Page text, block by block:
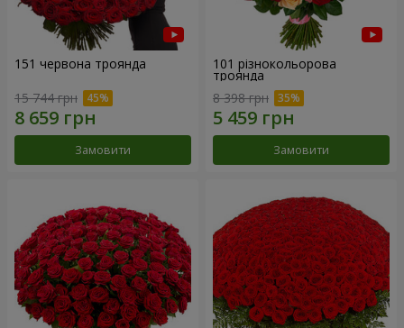
151 червона троянда
15 744 грн
Замовити
101 різнокольорова
троянда
8 398 грн
Замовити